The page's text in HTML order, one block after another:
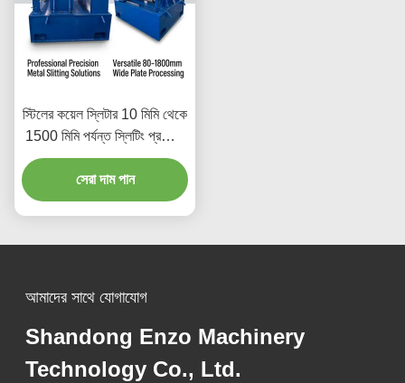
স্টিলের কয়েল স্লিটার 10 মিমি থেকে
1500 মিমি পর্যন্ত স্লিটিং প্রস্থের
সাথে এবং যথার্থ ধাতব কয়েল স্লিটিং
সরঞ্জামগুলির জন্য প্লেট বেধের
পরিসীমা 0.1 থেকে 4 মিমি পর্যন্ত
সেরা দাম পান
আমাদের সাথে যোগাযোগ
Shandong Enzo Machinery
Technology Co., Ltd.